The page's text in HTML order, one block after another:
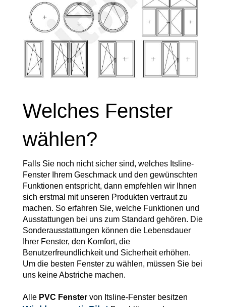
Welches Fenster
wählen?
Falls Sie noch nicht sicher sind, welches Itsline-
Fenster Ihrem Geschmack und den gewünschten
Funktionen entspricht, dann empfehlen wir Ihnen
sich erstmal mit unseren Produkten vertraut zu
machen. So erfahren Sie, welche Funktionen und
Ausstattungen bei uns zum Standard gehören. Die
Sonderausstattungen können die Lebensdauer
Ihrer Fenster, den Komfort, die
Benutzerfreundlichkeit und Sicherheit erhöhen.
Um die besten Fenster zu wählen, müssen Sie bei
uns keine Abstriche machen.
Alle PVC Fenster von Itsline-Fenster besitzen